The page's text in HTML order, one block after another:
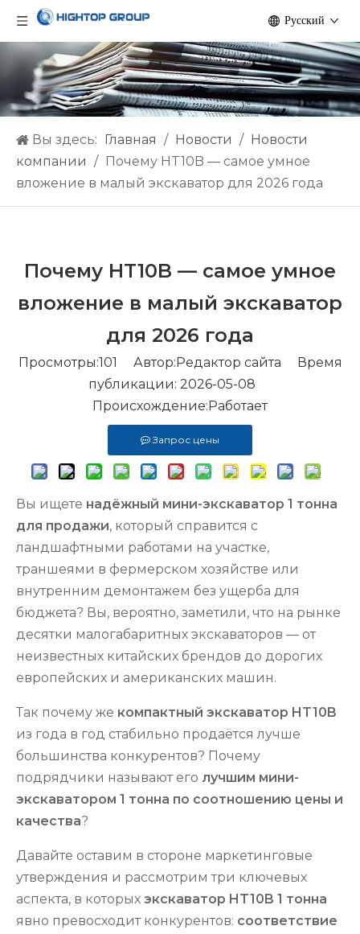
Pусский
Вы здесь: Главная / Hовости /
Новости
компании /
Почему HT10B — самое умное
вложение в малый экскаватор для 2026 года
Почему HT10B — самое умное
вложение в малый экскаватор
для 2026 года
Просмотры:101
Автор:Pедактор сайта Время
публикации: 2026-05-08
Происхождение: Работает
Запрос цены
Вы ищете надёжный мини-экскаватор 1 тонна
для продажи, который справится с
ландшафтными работами на участке,
траншеями в фермерском хозяйстве или
внутренним демонтажем без ущерба для
бюджета? Вы, вероятно, заметили, что на рынке
десятки малогабаритных экскаваторов — от
неизвестных китайских брендов до дорогих
европейских и американских машин.
Так почему же компактный экскаватор HT10B
из года в год стабильно продаётся лучше
большинства конкурентов? Почему
подрядчики называют его лучшим мини-
экскаватором 1 тонна по соотношению цены и
качества?
Давайте оставим в стороне маркетинговые
утверждения и рассмотрим три ключевых
аспекта, в которых экскаватор HT10B 1 тонна
явно превосходит конкурентов: соответствие